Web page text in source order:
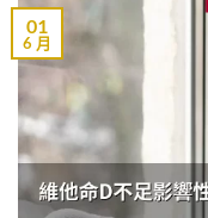
01
6 月